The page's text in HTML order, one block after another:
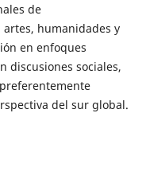
de
humanidades y
en enfoques
discusiones sociales,
del sur global.